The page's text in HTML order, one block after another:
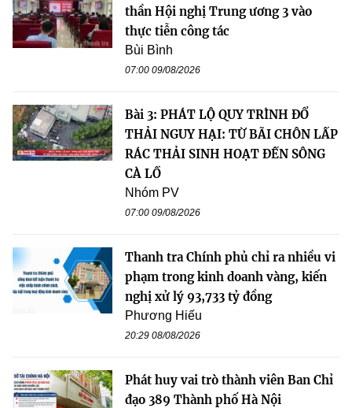
thần Hội nghị Trung ương 3 vào
thực tiễn công tác
Bùi Bình
07:00 09/08/2026
Bài 3: PHÁT LỘ QUY TRÌNH ĐỔ
THẢI NGUY HẠI: TỪ BÃI CHÔN LẤP
RÁC THẢI SINH HOẠT ĐẾN SÔNG
CÀ LỒ
Nhóm PV
07:00 09/08/2026
Thanh tra Chính phủ chỉ ra nhiều vi
phạm trong kinh doanh vàng, kiến
nghị xử lý 93,733 tỷ đồng
Phương Hiếu
20:29 08/08/2026
Phát huy vai trò thành viên Ban Chỉ
đạo 389 Thành phố Hà Nội